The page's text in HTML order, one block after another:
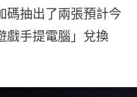
碼抽出了兩張預計今
戲手提電腦」兌換